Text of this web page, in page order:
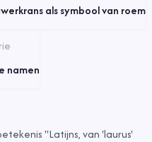
als symbool van roem
namen
"Latijns, van 'laurus'